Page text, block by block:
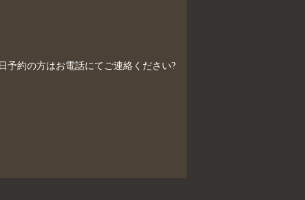
予約の方はお電話にてご連絡ください?